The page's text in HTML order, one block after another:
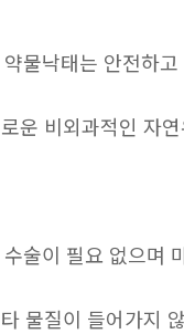
약물낙태는 안전하
운 비외과적인 자
술이 필요 없으며
물질이 들어가지